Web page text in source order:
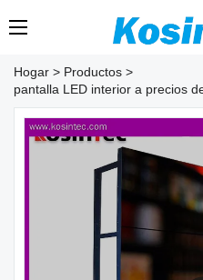
Hogar > Productos >
pantalla LED interior a precios